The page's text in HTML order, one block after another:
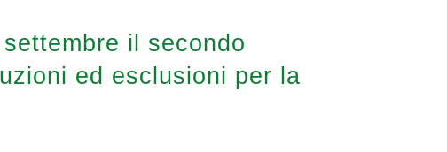
il secondo
ed esclusioni per la